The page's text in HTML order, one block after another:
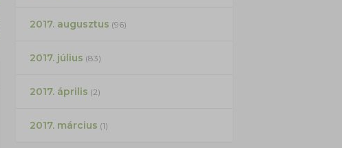
2017. augusztus (96)
2017. július (83)
2017. április (2)
2017. március (1)